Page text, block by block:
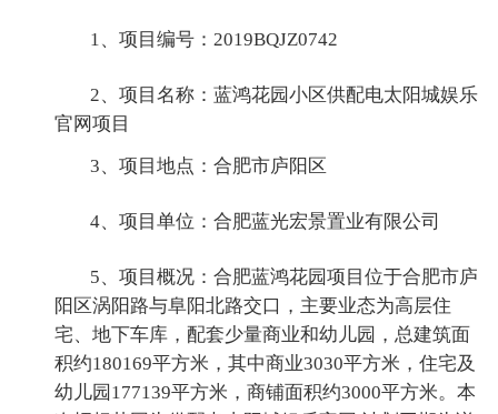
1、项目编号：2019BQJZ0742
2、项目名称：蓝鸿花园小区供配电太阳城娱乐
官网项目
3、项目地点：合肥市庐阳区
4、项目单位：合肥蓝光宏景置业有限公司
5、项目概况：合肥蓝鸿花园项目位于合肥市庐
阳区涡阳路与阜阳北路交口，主要业态为高层住
宅、地下车库，配套少量商业和幼儿园，总建筑面
积约180169平方米，其中商业3030平方米，住宅及
幼儿园177139平方米，商铺面积约3000平方米。本